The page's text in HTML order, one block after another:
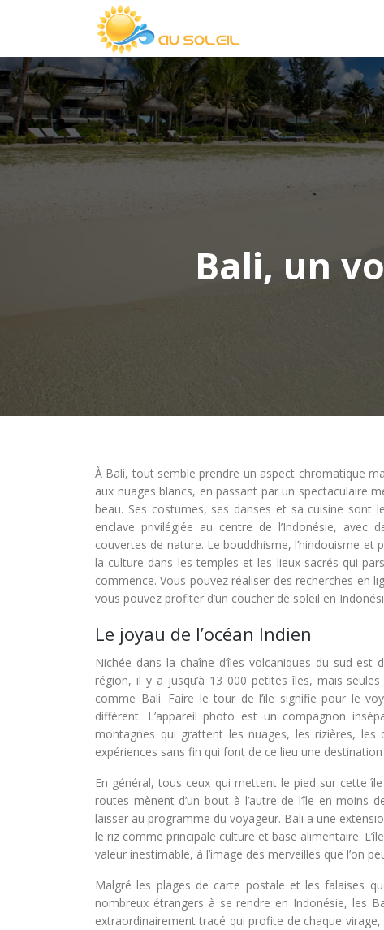
Bali, un
À Bali, tout semble prendre un aspect chromatique
aux nuages blancs, en passant par un spectaculaire
beau. Ses costumes, ses danses et sa cuisine sont
enclave privilégiée au centre de l’Indonésie, avec
couvertes de nature. Le bouddhisme, l’hindouisme
la culture dans les temples et les lieux sacrés qui
commence. Vous pouvez réaliser des recherches en
vous pouvez profiter d’un coucher de soleil en
Le joyau de l’océan Indien
Nichée dans la chaîne d’îles volcaniques du sud-est
région, il y a jusqu’à 13 000 petites îles, mais
comme Bali. Faire le tour de l’île signifie pour le
différent. L’appareil photo est un compagnon
montagnes qui grattent les nuages, les rizières,
expériences sans fin qui font de ce lieu une
En général, tous ceux qui mettent le pied sur cette
routes mènent d’un bout à l’autre de l’île en
laisser au programme du voyageur. Bali a une
le riz comme principale culture et base alimentaire.
valeur inestimable, à l’image des merveilles que l’on
Malgré les plages de carte postale et les falaises
nombreux étrangers à se rendre en Indonésie, les
extraordinairement tracé qui profite de chaque